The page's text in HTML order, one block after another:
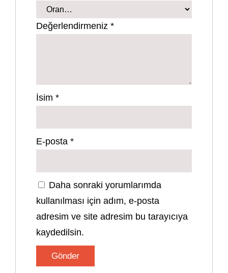
Değerlendirmeniz*
İsim*
E-posta*
Daha sonraki yorumlarımda
kullanılması için adım, e-posta
adresim ve site adresim bu tarayıcıya
kaydedilsin.